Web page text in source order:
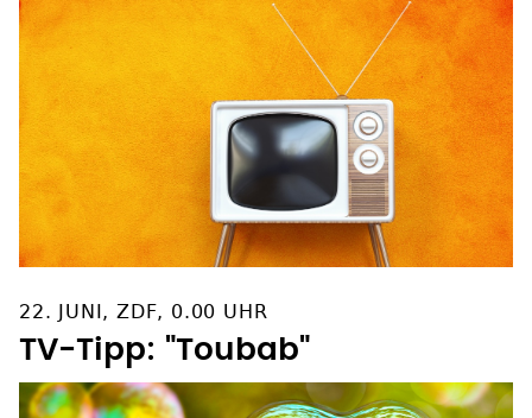
22. JUNI, ZDF, 0.00 UHR
TV-Tipp: "Toubab"